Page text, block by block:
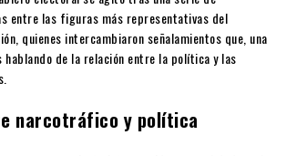
entre las figuras más representativas del
quienes intercambiaron señalamientos que, una
hablando de la relación entre la política y las
narcotráfico y política